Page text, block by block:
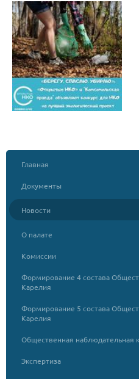
Главная
Документы
Новости
О палате
Комиссии
Формирование 4 состава
Карелия
Формирование 5 состава
Карелия
Общественная наблюдательная
Экспертиза